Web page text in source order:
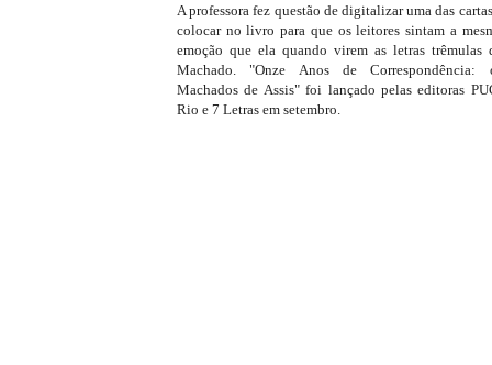
A professora fez questão de digitalizar uma das
colocar no livro para que os leitores sintam a
emoção que ela quando virem as letras trêmulas
Machado. "Onze Anos de Correspondência:
Machados de Assis" foi lançado pelas editoras
Rio e 7 Letras em setembro.